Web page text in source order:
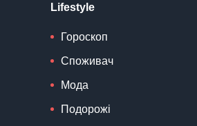
Lifestyle
Гороскоп
Споживач
Мода
Подорожі